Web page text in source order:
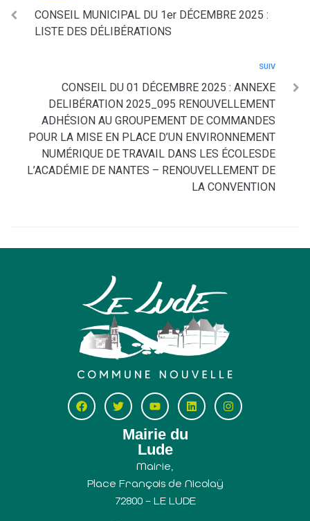
CONSEIL MUNICIPAL DU 1er DÉCEMBRE 2025 :
LISTE DES DÉLIBÉRATIONS
SUIV
CONSEIL DU 01 DÉCEMBRE 2025 : ANNEXE
DELIBÉRATION 2025_095 RENOUVELLEMENT
ADHÉSION AU GROUPEMENT DE COMMANDES
POUR LA MISE EN PLACE D’UN ENVIRONNEMENT
NUMÉRIQUE DE TRAVAIL DANS LES ÉCOLESDE
L’ACADÉMIE DE NANTES – RENOUVELLEMENT DE
LA CONVENTION
Mairie du
Lude
Mairie,
Place François de Nicolaÿ
72800 – LE LUDE